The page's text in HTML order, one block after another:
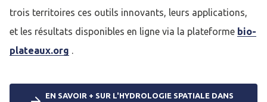
trois territoires ces outils innovants, leurs applications,
et les résultats disponibles en ligne via la plateforme bio-
plateaux.org .
EN SAVOIR + SUR L'HYDROLOGIE SPATIALE DANS